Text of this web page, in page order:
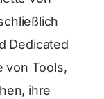
Dedicated
von Tools,
ihre